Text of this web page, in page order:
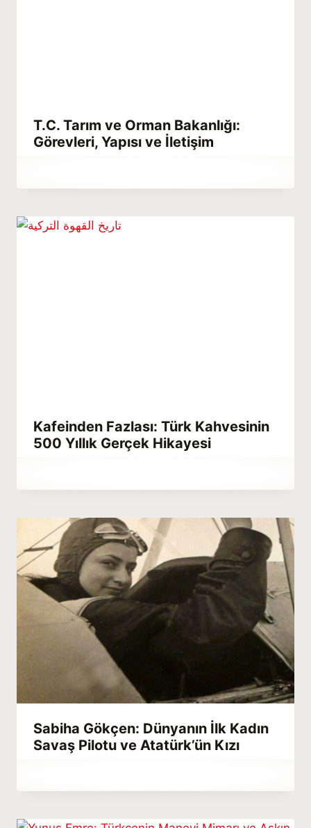
T.C. Tarım ve Orman Bakanlığı:
Görevleri, Yapısı ve İletişim
Kafeinden Fazlası: Türk Kahvesinin
500 Yıllık Gerçek Hikayesi
Sabiha Gökçen: Dünyanın İlk Kadın
Savaş Pilotu ve Atatürk’ün Kızı